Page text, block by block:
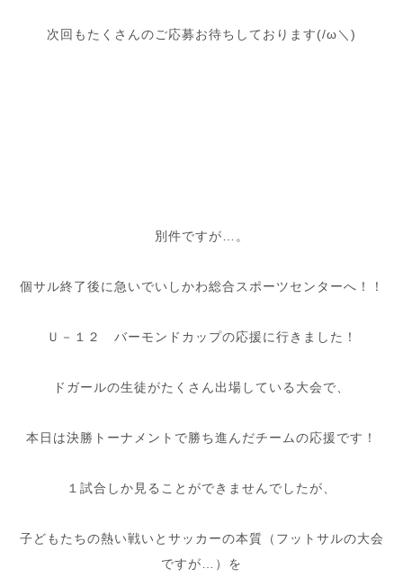
次回もたくさんのご応募お待ちしております(/ω＼)
別件ですが…。
個サル終了後に急いでいしかわ総合スポーツセンターへ！！
Ｕ－１２ バーモンドカップの応援に行きました！
ドガールの生徒がたくさん出場している大会で、
本日は決勝トーナメントで勝ち進んだチームの応援です！
１試合しか見ることができませんでしたが、
子どもたちの熱い戦いとサッカーの本質（フットサルの大会
ですが…）を